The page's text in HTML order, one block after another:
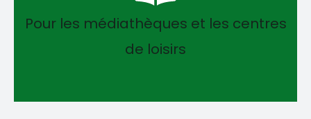
Pour les médiathèques et les centres
de loisirs